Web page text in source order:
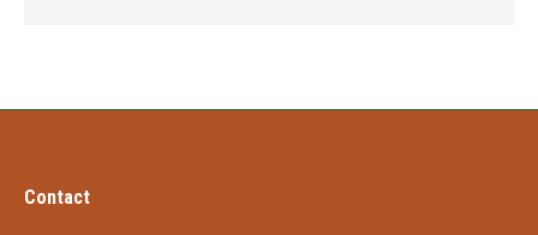
Contact